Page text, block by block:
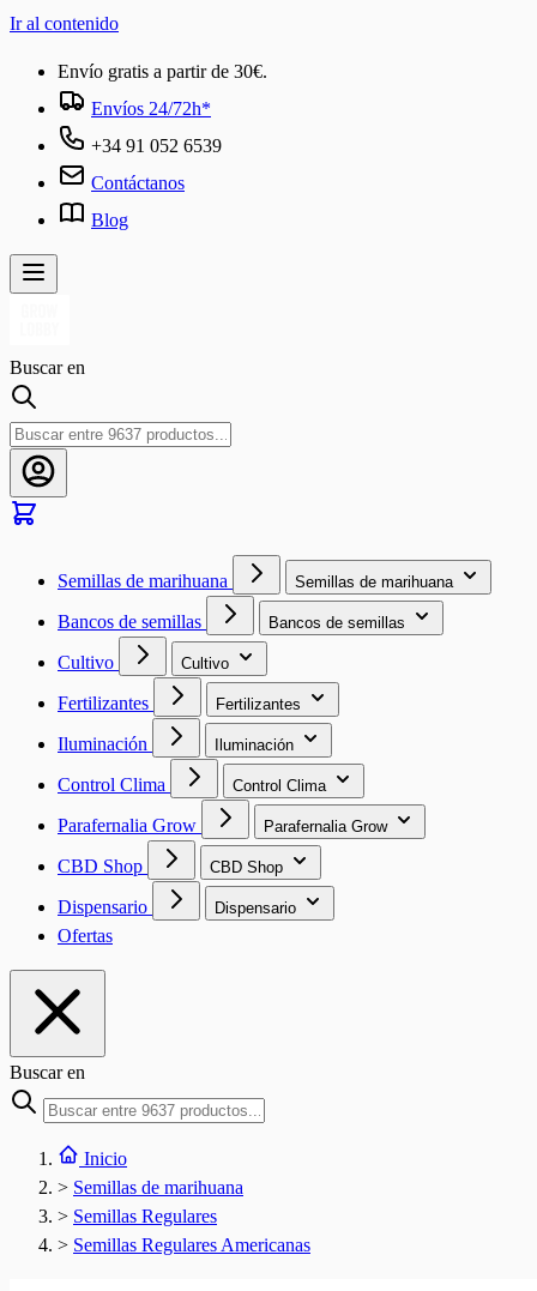
Ir al contenido
Envío gratis a partir de 30€.
Envíos 24/72h*
+34 91 052 6539
Contáctanos
Blog
Buscar en
Semillas de marihuana Semillas de marihuana
Bancos de semillas Bancos de semillas
Cultivo Cultivo
Fertilizantes Fertilizantes
Iluminación Iluminación
Control Clima Control Clima
Parafernalia Grow Parafernalia Grow
CBD Shop CBD Shop
Dispensario Dispensario
Ofertas
Buscar en
Inicio
> Semillas de marihuana
> Semillas Regulares
> Semillas Regulares Americanas